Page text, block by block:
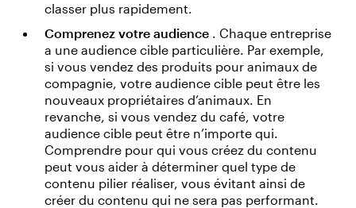
classer plus rapidement.
Comprenez votre audience . Chaque entreprise
a une audience cible particulière. Par exemple,
si vous vendez des produits pour animaux de
compagnie, votre audience cible peut être les
nouveaux propriétaires d’animaux. En
revanche, si vous vendez du café, votre
audience cible peut être n’importe qui.
Comprendre pour qui vous créez du contenu
peut vous aider à déterminer quel type de
contenu pilier réaliser, vous évitant ainsi de
créer du contenu qui ne sera pas performant.